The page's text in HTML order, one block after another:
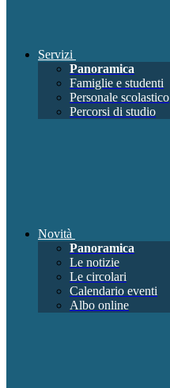
Servizi
Panoramica
Famiglie e studenti
Personale scolastico
Percorsi di studio
Novità
Panoramica
Le notizie
Le circolari
Calendario eventi
Albo online